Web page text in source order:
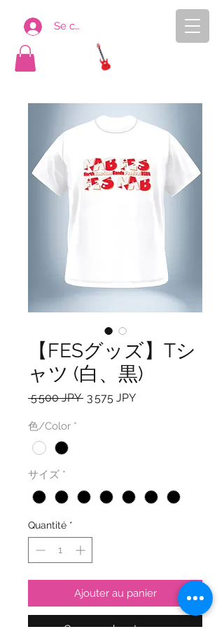
Se connecter
【FESグッズ】Tシ
ャツ (白、黒)
5 500 JPY Prix
3 575 JPYPrix
色/Color *
サイズ *
Quantité *
Ajouter au panier